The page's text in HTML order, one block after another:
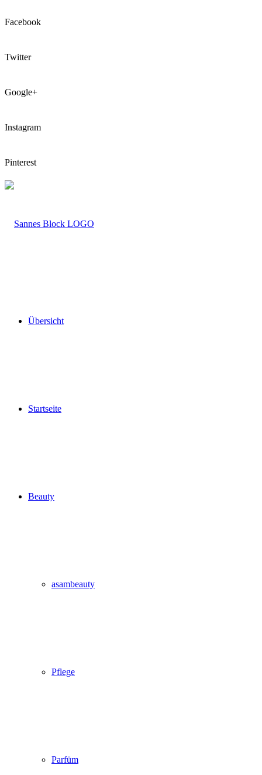
Facebook
Twitter
Google+
Instagram
Pinterest
LOGO
Übersicht
Startseite
Beauty
asambeauty
Pflege
Parfüm